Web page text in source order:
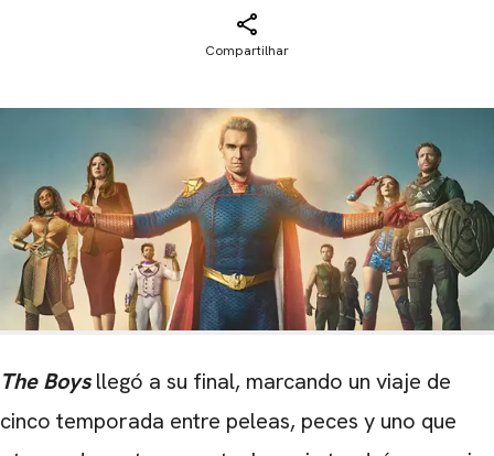
Compartilhar
The Boysllegó a su final, marcando un viaje de
cinco temporada entre peleas, peces y uno que